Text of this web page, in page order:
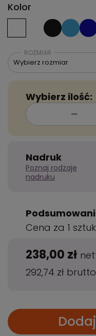
Kolor
ROZMIAR
Wybierz rozmiar
Wybierz ilość:
Nadruk
Poznaj rodzaje
nadruku
Cena za 1
238,00 zł
292,74 zł brutto